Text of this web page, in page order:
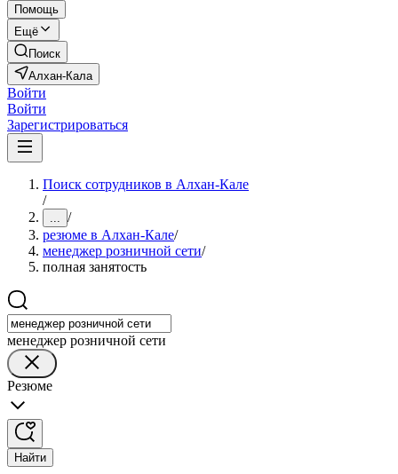
Помощь
Ещё
Поиск
Алхан-Кала
Войти
Войти
Зарегистрироваться
Поиск сотрудников в Алхан-Кале
/
... /
резюме в Алхан-Кале/
менеджер розничной сети/
полная занятость
менеджер розничной сети
Резюме
Найти